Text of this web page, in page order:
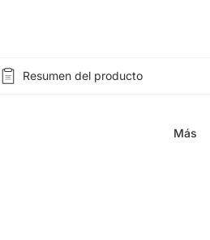
Más
Resumen del producto